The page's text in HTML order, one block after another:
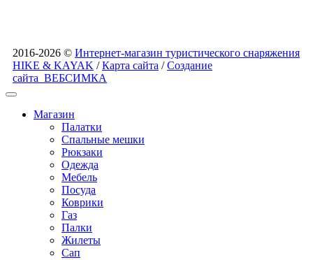
2016-2026 © Интернет-магазин туристического снаряжения
HIKE & KAYAK /Карта сайта /Создание
сайта ВЕБСИМКА
Магазин
Палатки
Спальные мешки
Рюкзаки
Одежда
Мебель
Посуда
Коврики
Газ
Палки
Жилеты
Сап